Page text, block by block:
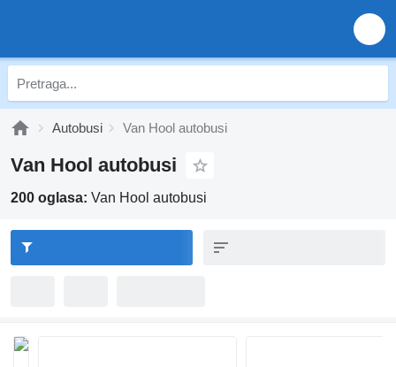
Autobusi Van Hool autobusi
Van Hool autobusi
200 oglasa: Van Hool autobusi